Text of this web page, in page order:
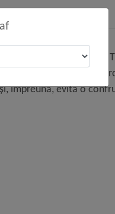
dar foarte timid, și pe
au voie să urce pe
împreună, evită o